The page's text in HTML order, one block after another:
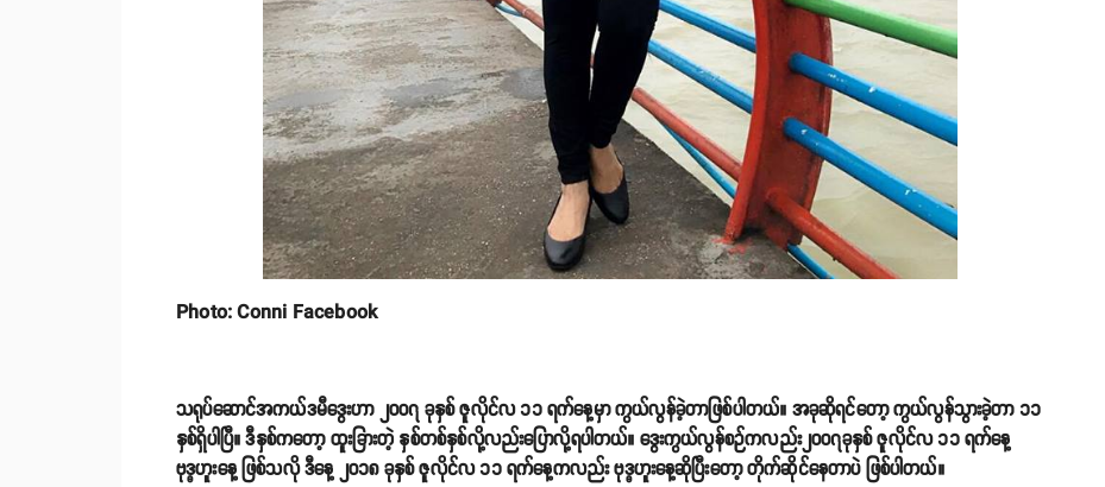
Photo: Conni Facebook
သရုပ်ဆောင်အကယ်ဒမီဒွေးဟာ ၂၀၀၇ ခုနှစ် ဇူလိုင်လ ၁၁ ရက်နေ့မှာ ကွယ်လွန်ခဲ့တာဖြစ်ပါတယ်။ အခုဆိုရင်တော့ ကွယ်လွန်သွားခဲ့တာ ၁၁
နှစ်ရှိပါပြီ။ ဒီနှစ်ကတော့ ထူးခြားတဲ့ နှစ်တစ်နှစ်လို့လည်းပြောလို့ရပါတယ်။ ဒွေးကွယ်လွန်စဉ်ကလည်း၂၀၀၇ခုနှစ် ဇူလိုင်လ ၁၁ ရက်နေ့
ဗုဒ္ဓဟူးနေ့ ဖြစ်သလို ဒီနေ့ ၂၀၁၈ ခုနှစ် ဇူလိုင်လ ၁၁ ရက်နေ့ကလည်း ဗုဒ္ဓဟူးနေ့ဆိုပြီးတော့ တိုက်ဆိုင်နေတာပဲ ဖြစ်ပါတယ်။